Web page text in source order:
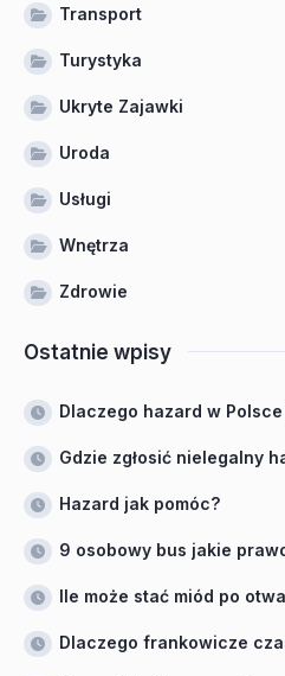
Transport
Turystyka
Ukryte Zajawki
Uroda
Usługi
Wnętrza
Zdrowie
Ostatnie wpisy
Dlaczego hazard w
Gdzie zgłosić nielegalny
Hazard jak pomóc?
9 osobowy bus jakie
Ile może stać miód po
Dlaczego frankowicze